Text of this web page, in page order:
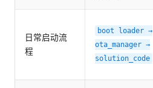
日常启动流
程
boot loader →
ota_manager →
solution_code